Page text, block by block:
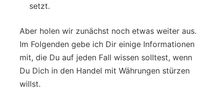
setzt.
Aber holen wir zunächst noch etwas weiter aus.
Im Folgenden gebe ich Dir einige Informationen
mit, die Du auf jeden Fall wissen solltest, wenn
Du Dich in den Handel mit Währungen stürzen
willst.